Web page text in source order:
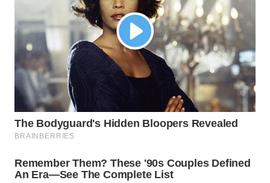
WN
SURABAYA
WN
NATUNA
WN
BINTAN
WN
MANDALIKA